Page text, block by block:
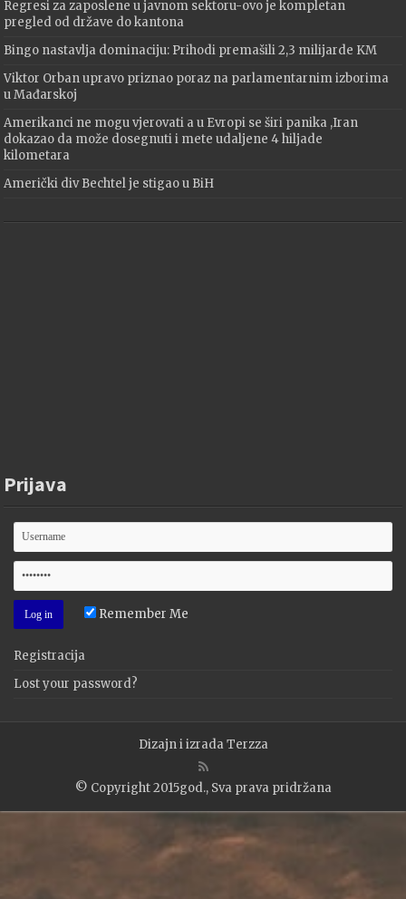
Regresi za zaposlene u javnom sektoru-ovo je kompletan
pregled od države do kantona
Bingo nastavlja dominaciju: Prihodi premašili 2,3 milijarde KM
Viktor Orban upravo priznao poraz na parlamentarnim izborima
u Mađarskoj
Amerikanci ne mogu vjerovati a u Evropi se širi panika ,Iran
dokazao da može dosegnuti i mete udaljene 4 hiljade
kilometara
Američki div Bechtel je stigao u BiH
Prijava
Remember Me
Registracija
Lost your password?
Dizajn i izradaTerzza
© Copyright 2015god., Sva prava pridržana
WP2Social Auto PublishPowered By :XYZScripts.com